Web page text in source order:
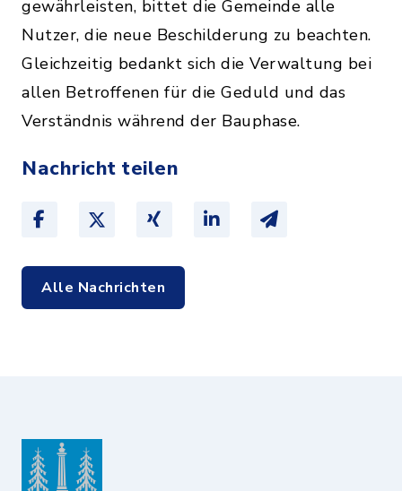
gewährleisten, bittet die Gemeinde alle
Nutzer, die neue Beschilderung zu beachten.
Gleichzeitig bedankt sich die Verwaltung bei
allen Betroffenen für die Geduld und das
Verständnis während der Bauphase.
Nachricht teilen
Alle Nachrichten